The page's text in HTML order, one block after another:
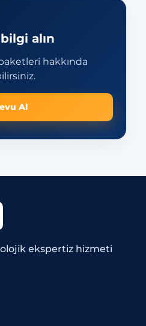
bilgi alın
hakkında
Al
ekspertiz hizmeti